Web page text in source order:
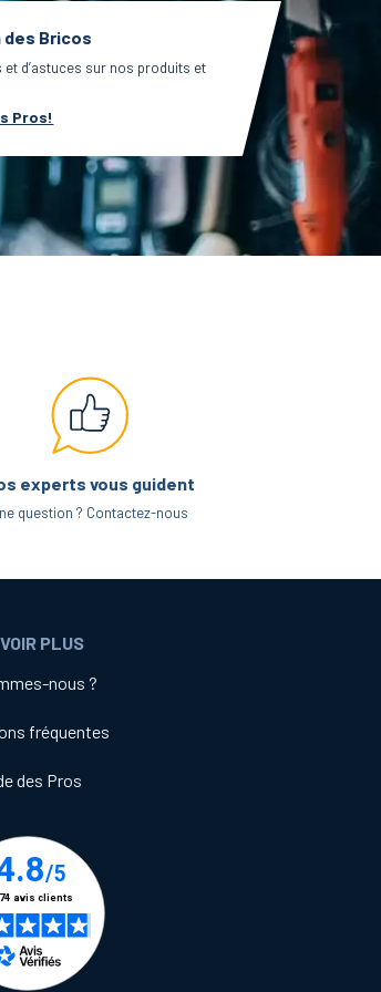
des Bricos
d’astuces sur nos produits et
Pros!
experts vous guident
question ? Contactez-nous
PLUS
nous ?
fréquentes
des Pros